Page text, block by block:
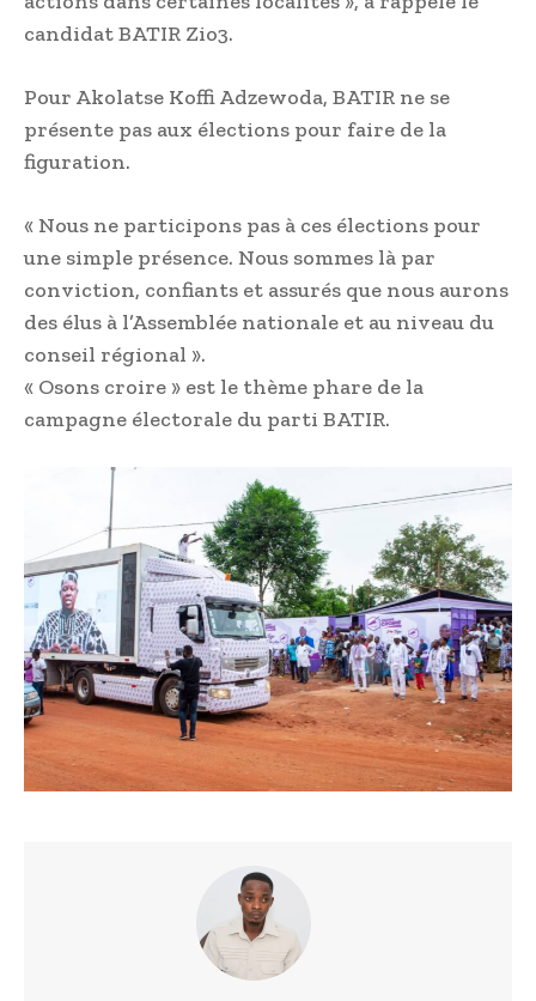
candidat BATIR Zio3.
Pour Akolatse Koffi Adzewoda, BATIR ne se
présente pas aux élections pour faire de la
figuration.
« Nous ne participons pas à ces élections pour
une simple présence. Nous sommes là par
conviction, confiants et assurés que nous aurons
des élus à l’Assemblée nationale et au niveau du
conseil régional ».
« Osons croire » est le thème phare de la
campagne électorale du parti BATIR.